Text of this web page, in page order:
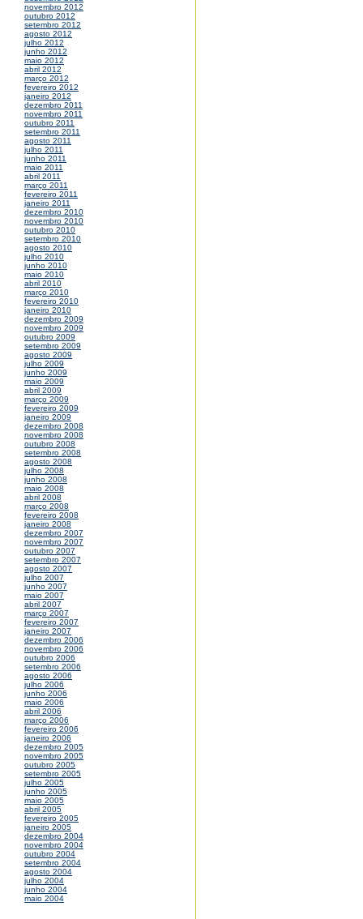
novembro 2012
outubro 2012
setembro 2012
agosto 2012
julho 2012
junho 2012
maio 2012
abril 2012
março 2012
fevereiro 2012
janeiro 2012
dezembro 2011
novembro 2011
outubro 2011
setembro 2011
agosto 2011
julho 2011
junho 2011
maio 2011
abril 2011
março 2011
fevereiro 2011
janeiro 2011
dezembro 2010
novembro 2010
outubro 2010
setembro 2010
agosto 2010
julho 2010
junho 2010
maio 2010
abril 2010
março 2010
fevereiro 2010
janeiro 2010
dezembro 2009
novembro 2009
outubro 2009
setembro 2009
agosto 2009
julho 2009
junho 2009
maio 2009
abril 2009
março 2009
fevereiro 2009
janeiro 2009
dezembro 2008
novembro 2008
outubro 2008
setembro 2008
agosto 2008
julho 2008
junho 2008
maio 2008
abril 2008
março 2008
fevereiro 2008
janeiro 2008
dezembro 2007
novembro 2007
outubro 2007
setembro 2007
agosto 2007
julho 2007
junho 2007
maio 2007
abril 2007
março 2007
fevereiro 2007
janeiro 2007
dezembro 2006
novembro 2006
outubro 2006
setembro 2006
agosto 2006
julho 2006
junho 2006
maio 2006
abril 2006
março 2006
fevereiro 2006
janeiro 2006
dezembro 2005
novembro 2005
outubro 2005
setembro 2005
julho 2005
junho 2005
maio 2005
abril 2005
fevereiro 2005
janeiro 2005
dezembro 2004
novembro 2004
outubro 2004
setembro 2004
agosto 2004
julho 2004
junho 2004
maio 2004